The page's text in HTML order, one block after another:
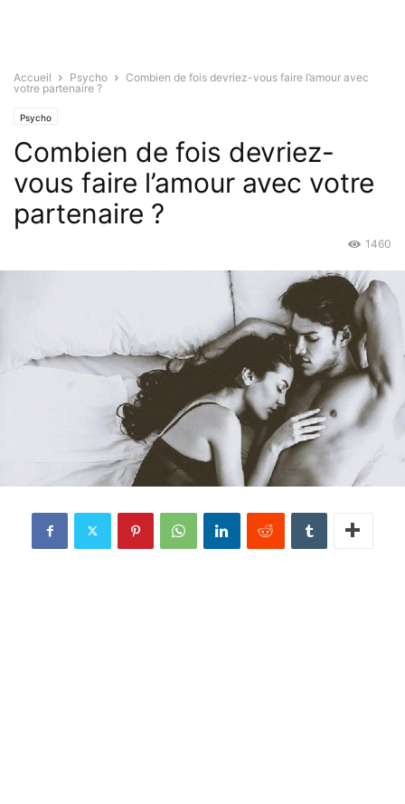
Accueil Psycho
Combien de fois devriez-vous faire l’amour avec
votre partenaire ?
Psycho
Combien de fois devriez-
vous faire l’amour avec votre
partenaire ?
1460